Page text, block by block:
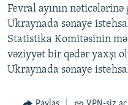
QANUNI DOĞRU
ARAŞDIRMA
MULTIMEDIA
VIDEO
RADIO ARXIV
Fevral ayının
Ukraynada sənaye
Statistika Komitəsinin
vəziyyət bir qədər yaxşı
Ukraynada sənaye